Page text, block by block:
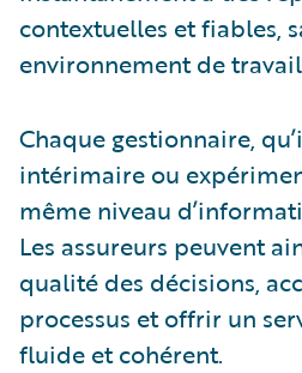
contextuelles et fiables,
environnement de
Chaque gestionnaire,
intérimaire ou
même niveau
Les assureurs peuvent
qualité des décisions,
processus et offrir un
fluide et cohérent.